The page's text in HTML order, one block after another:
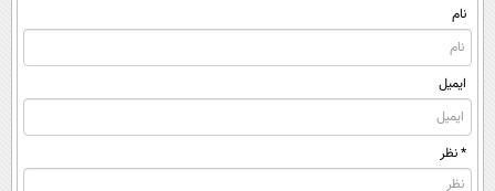
نام
ایمیل
* نظر